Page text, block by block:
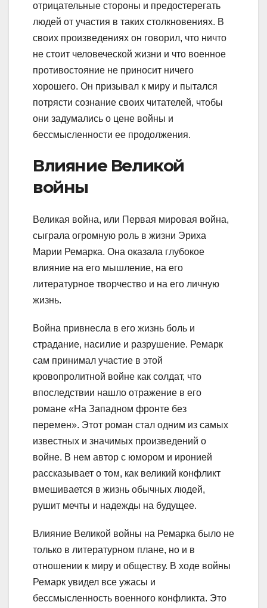
отрицательные стороны и предостерегать
людей от участия в таких столкновениях. В
своих произведениях он говорил, что ничто
не стоит человеческой жизни и что военное
противостояние не приносит ничего
хорошего. Он призывал к миру и пытался
потрясти сознание своих читателей, чтобы
они задумались о цене войны и
бессмысленности ее продолжения.
Влияние Великой
войны
Великая война, или Первая мировая война,
сыграла огромную роль в жизни Эриха
Марии Ремарка. Она оказала глубокое
влияние на его мышление, на его
литературное творчество и на его личную
жизнь.
Война привнесла в его жизнь боль и
страдание, насилие и разрушение. Ремарк
сам принимал участие в этой
кровопролитной войне как солдат, что
впоследствии нашло отражение в его
романе «На Западном фронте без
перемен». Этот роман стал одним из самых
известных и значимых произведений о
войне. В нем автор с юмором и иронией
рассказывает о том, как великий конфликт
вмешивается в жизнь обычных людей,
рушит мечты и надежды на будущее.
Влияние Великой войны на Ремарка было не
только в литературном плане, но и в
отношении к миру и обществу. В ходе войны
Ремарк увидел все ужасы и
бессмысленность военного конфликта. Это